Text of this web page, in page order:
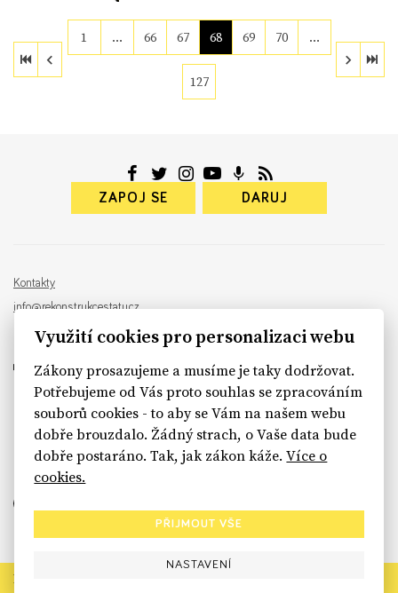
1 … 66 67 68 69 70 …
127
ZAPOJ SE DARUJ
Kontakty
info@rekonstrukcestatu.cz
Návrh a vývoj: Sinfin , ilustrace:
sinfin.digital
Rekonstrukce státu končí. Její členské organizace však dál
Využití cookies pro personalizaci webu
Zákony prosazujeme a musíme je taky dodržovat.
Potřebujeme od Vás proto souhlas se zpracováním
souborů cookies - to aby se Vám na našem webu
dobře brouzdalo. Žádný strach, o Vaše data bude
dobře postaráno. Tak, jak zákon káže.Více o
cookies.
PŘIJMOUT VŠE
NASTAVENÍ